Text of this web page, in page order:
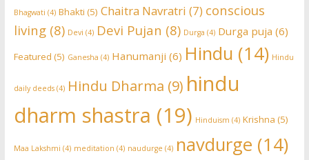
Bhagwati (4) Bhakti (5) Chaitra Navratri (7) conscious
living(8) Devi (4) Devi Pujan (8) Durga (4) Durga puja (6)
Featured (5) Ganesha (4) Hanumanji (6) Hindu (14) Hindu
daily deeds(4) Hindu Dharma (9) hindu
dharm shastra (19) Hinduism (4) Krishna (5)
Maa Lakshmi (4) meditation (4) naudurge (4) navdurge (14)